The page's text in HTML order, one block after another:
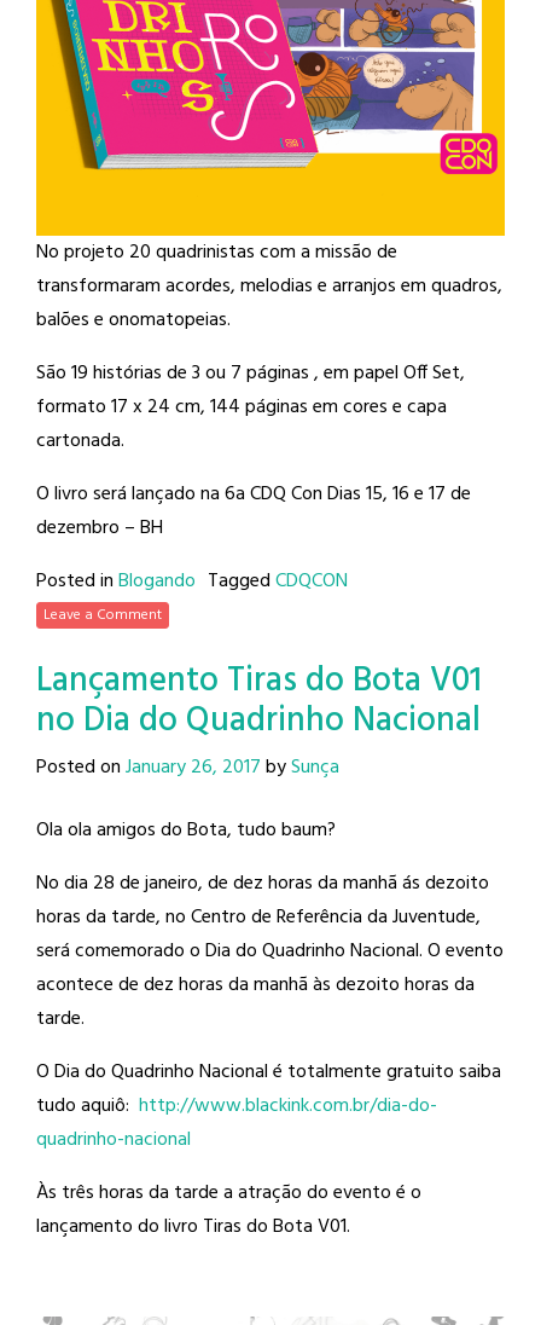
No projeto 20 quadrinistas com a missão de
transformaram acordes, melodias e arranjos em quadros,
balões e onomatopeias.
São 19 histórias de 3 ou 7 páginas , em papel Off Set,
formato 17 x 24 cm, 144 páginas em cores e capa
cartonada.
O livro será lançado na 6a CDQ Con Dias 15, 16 e 17 de
dezembro – BH
Posted inBlogando TaggedCDQCON
Leave a Comment
Lançamento Tiras do Bota V01
no Dia do Quadrinho Nacional
Posted onJanuary 26, 2017bySunça
Ola ola amigos do Bota, tudo baum?
No dia 28 de janeiro, de dez horas damanhã ás dezoito
horas da tarde, no Centro de Referência da Juventude,
será comemorado o Dia do Quadrinho Nacional. O evento
acontece de dez horas da manhã às dezoito horas da
tarde.
O Dia do Quadrinho Nacional é totalmente gratuito saiba
tudo aquiô: http://www.blackink.com.br/dia-do-
quadrinho-nacional
Às três horas da tarde a atração do evento é o
lançamento do livro Tiras do Bota V01.